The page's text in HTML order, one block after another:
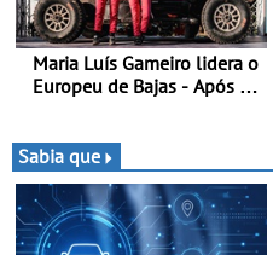
Maria Luís Gameiro lidera o
Europeu de Bajas - Após a
Sabia que